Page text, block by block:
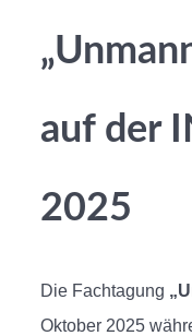
auf der
2025
Die Fachtagung
Oktober 2025